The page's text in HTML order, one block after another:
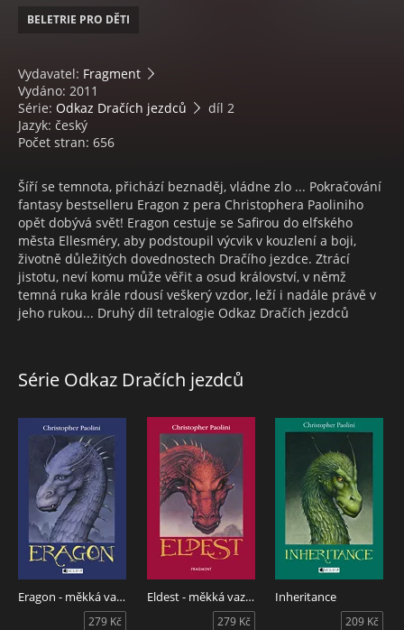
BELETRIE PRO DĚTI
Vydavatel: Fragment
Vydáno: 2011
Série: Odkaz Dračích jezdců
díl 2
Jazyk: český
Počet stran: 656
Šíří se temnota, přichází beznaděj, vládne zlo ... Pokračování
fantasy bestselleru Eragon z pera Christophera Paoliniho
opět dobývá svět! Eragon cestuje se Safirou do elfského
města Ellesméry, aby podstoupil výcvik v kouzlení a boji,
životně důležitých dovednostech Dračího jezdce. Ztrácí
jistotu, neví komu může věřit a osud království, v němž
temná ruka krále rdousí veškerý vzdor, leží i nadále právě v
jeho rukou... Druhý díl tetralogie Odkaz Dračích jezdců
Série Odkaz Dračích jezdců
Eragon - měkká vazba
279 Kč
Eldest - měkká vazba
279 Kč
Inheritance
209 Kč